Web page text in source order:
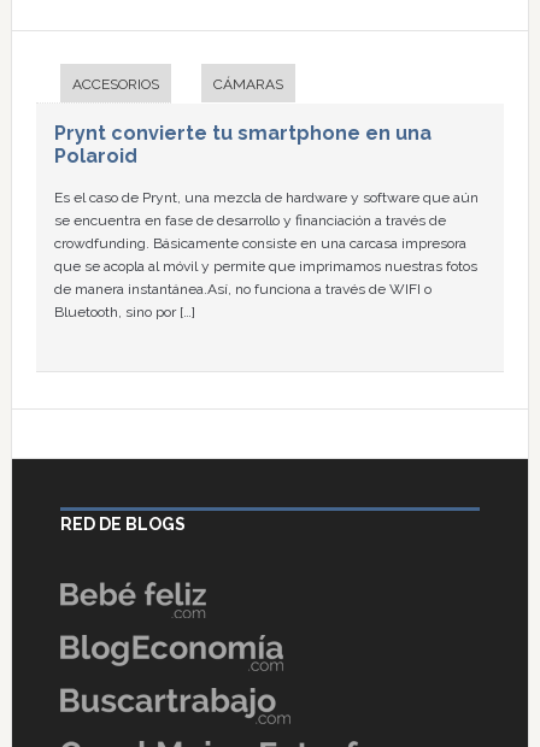
ACCESORIOS CÁMARAS
Prynt convierte tu smartphone en una
Polaroid
Es el caso de Prynt, una mezcla de hardware y software que aún
se encuentra en fase de desarrollo y financiación a través de
crowdfunding. Básicamente consiste en una carcasa impresora
que se acopla al móvil y permite que imprimamos nuestras fotos
de manera instantánea.Así, no funciona a través de WIFI o
Bluetooth, sino por […]
RED DE BLOGS